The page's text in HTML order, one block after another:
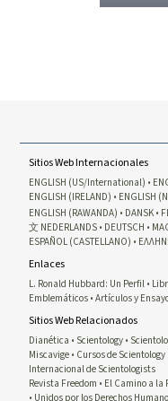
Sitios Web Internacionales
ENGLISH (US/International)
ENGLISH (IRELAND)
ENGLISH
ENGLISH (RAWANDA)
DANSK
文 NEDERLANDS DEUTSCH
ESPAÑOL (CASTELLANO)
Enlaces
L. Ronald Hubbard: Un Perfil
Emblemáticos Artículos y
Sitios Web Relacionados
Dianética Scientology
Miscavige Cursos de Scientology
Internacional de Scientologists
Revista Freedom
El Camino a la
Unidos por los Derechos